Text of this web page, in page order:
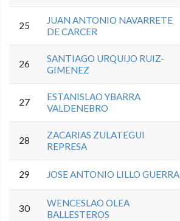
25
JUAN ANTONIO NAVARRETE
DE CARCER
26
SANTIAGO URQUIJO RUIZ-
GIMENEZ
27
ESTANISLAO YBARRA
VALDENEBRO
28
ZACARIAS ZULATEGUI
REPRESA
29 JOSE ANTONIO LILLO GUERRA
30
WENCESLAO OLEA
BALLESTEROS